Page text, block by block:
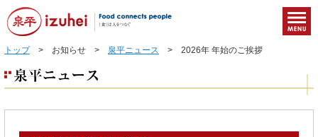
トップ> お知らせ > 泉平ニュース > 2026年 年始のご挨拶